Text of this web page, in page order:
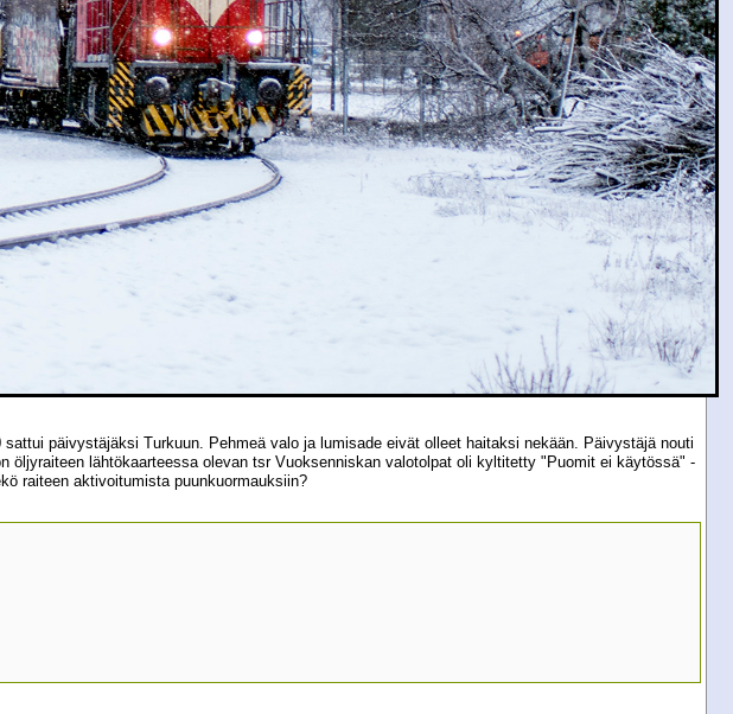
päivystäjäksi Turkuun. Pehmeä valo ja lumisade eivät olleet haitaksi nekään. Päivystäjä nouti
lähtökaarteessa olevan tsr Vuoksenniskan valotolpat oli kyltitetty "Puomit ei käytössä" -
raiteen aktivoitumista puunkuormauksiin?